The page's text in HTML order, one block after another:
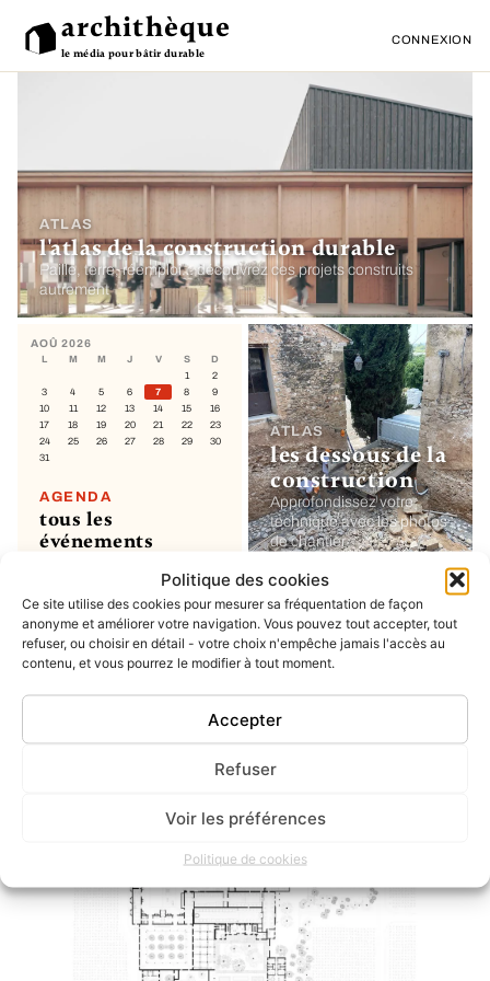
Politique des cookies
Ce site utilise des cookies pour mesurer sa fréquentation de façon
anonyme et améliorer votre navigation. Vous pouvez tout accepter, tout
refuser, ou choisir en détail - votre choix n'empêche jamais l'accès au
contenu, et vous pourrez le modifier à tout moment.
Accepter
Refuser
Voir les préférences
Politique de cookies
archithèque
le média pour bâtir durable
CONNEXION
ATLAS
l'atlas de la construction durable
Paille, terre, réemploi… découvrez ces projets construits
autrement
ATLAS
les dessous de la
construction
Approfondissez votre
technique avec les photos
de chantier
AOÛ 2026
L M M J V S
D
1
2
3
4 5 6 7 8
9
10
11 12 13 14 15
16
17
18 19 20 21 22
23
24
25 26 27 28 29
30
31
AGENDA
tous les
événements
MON COMPTE
soumettre un
projet ou un
évènement